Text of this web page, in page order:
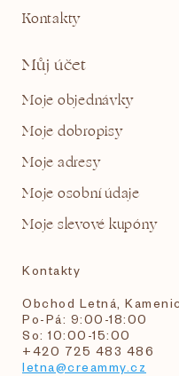
Kontakty
Můj účet
Moje objednávky
Moje dobropisy
Moje adresy
Moje osobní údaje
Moje slevové kupóny
Kontakty
Obchod Letná,
Po-Pá: 9:00-18:00
So: 10:00-15:00
+420 725 483 486
letna@creammy.cz